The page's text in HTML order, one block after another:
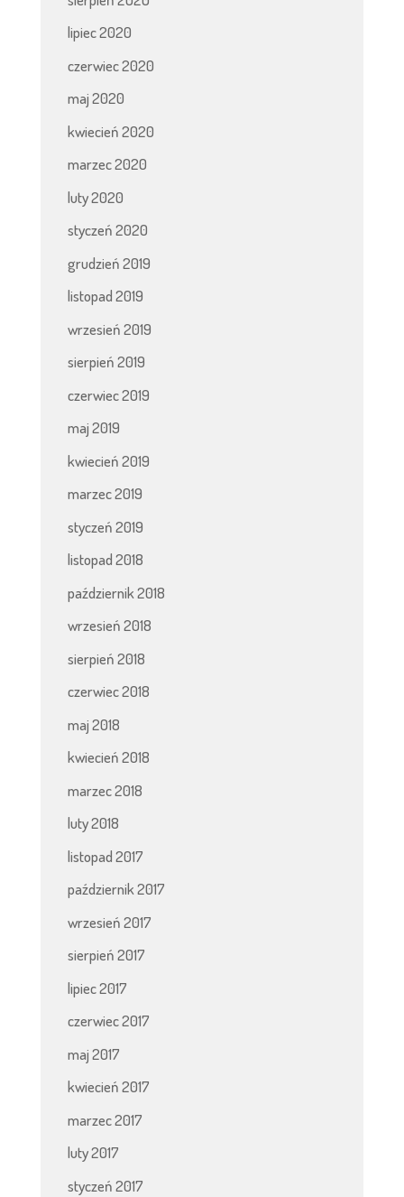
lipiec 2020
czerwiec 2020
maj 2020
kwiecień 2020
marzec 2020
luty 2020
styczeń 2020
grudzień 2019
listopad 2019
wrzesień 2019
sierpień 2019
czerwiec 2019
maj 2019
kwiecień 2019
marzec 2019
styczeń 2019
listopad 2018
październik 2018
wrzesień 2018
sierpień 2018
czerwiec 2018
maj 2018
kwiecień 2018
marzec 2018
luty 2018
listopad 2017
październik 2017
wrzesień 2017
sierpień 2017
lipiec 2017
czerwiec 2017
maj 2017
kwiecień 2017
marzec 2017
luty 2017
styczeń 2017